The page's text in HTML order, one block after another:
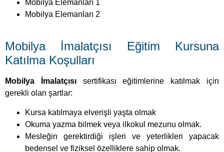
Kursa katılmaya elverişli yaşta olmak
bedensel ve fiziksel özelliklere sahip olmak.
Mobilya İmalatçısı sertifikasının geçerliliği
Mobilya İmalatçısı
mesleğine yönelik olarak verilen kurs
sonundaki kurs bitirme sınavı uzaktan eğitim sistemimiz
tarafından yapılır. Sertifika sınavına katılan ve kursiyerler 100
puan üzerinden 45 puan ve üzeri puanlar aldığında başarılı
olarak sayılır veMobilya İmalatçısı kurs bitirme belgesi
(Sertifikası)” almaya hak kazanır. Kurum tarafından